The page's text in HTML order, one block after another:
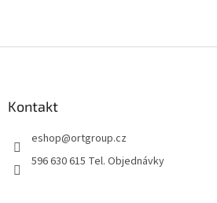
Kontakt
eshop@ortgroup.cz
596 630 615 Tel. Objednávky